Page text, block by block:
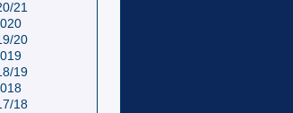
21
20
19
18